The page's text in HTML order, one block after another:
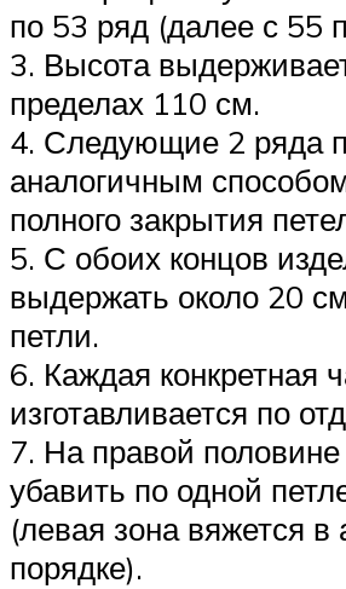
по 53 ряд (далее с 55
3. Высота
пределах 110 см.
4. Следующие 2 ряда
аналогичным
полного закрытия
5. С обоих концов
выдержать около 20
петли.
6. Каждая конкретная
изготавливается по
7. На правой половине
убавить по одной
(левая зона вяжется в
порядке).